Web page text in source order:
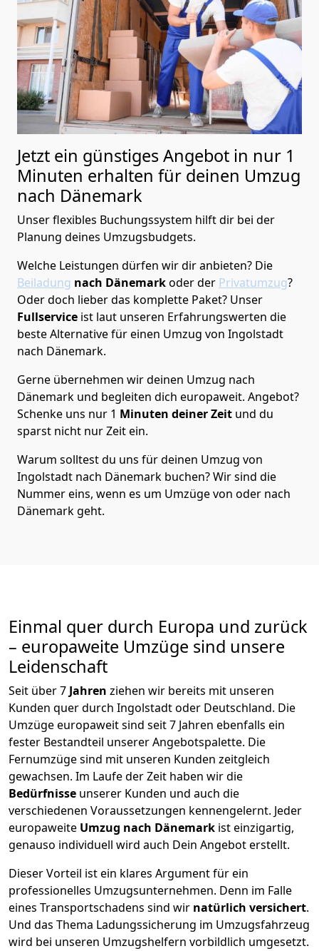
Jetzt ein günstiges Angebot in nur 1
Minuten erhalten für deinen Umzug
nach Dänemark
Unser flexibles Buchungssystem hilft dir bei der
Planung deines Umzugsbudgets.
Welche Leistungen dürfen wir dir anbieten? Die
Beiladung nach Dänemarkoder der Privatumzug?
Oder doch lieber das komplette Paket? Unser
Fullservice ist laut unseren Erfahrungswerten die
beste Alternative für einen Umzug von Ingolstadt
nach Dänemark.
Gerne übernehmen wir deinen Umzug nach
Dänemark und begleiten dich europaweit. Angebot?
Schenke uns nur 1 Minuten deiner Zeit und du
sparst nicht nur Zeit ein.
Warum solltest du uns für deinen Umzug von
Ingolstadt nach Dänemark buchen? Wir sind die
Nummer eins, wenn es um Umzüge von oder nach
Dänemark geht.
Einmal quer durch Europa und zurück
– europaweite Umzüge sind unsere
Leidenschaft
Seit über7 Jahren ziehen wir bereits mit unseren
Kunden quer durch Ingolstadtoder Deutschland. Die
Umzüge europaweit sind seit7 Jahren ebenfalls ein
fester Bestandteil unserer Angebotspalette. Die
Fernumzüge sind mit unseren Kunden zeitgleich
gewachsen. Im Laufe der Zeit haben wir die
Bedürfnisse unserer Kunden und auch die
verschiedenen Voraussetzungen kennengelernt. Jeder
europaweite Umzug nach Dänemark ist einzigartig,
genauso individuell wird auch Dein Angebot erstellt.
Dieser Vorteil ist ein klares Argument für ein
professionelles Umzugsunternehmen. Denn im Falle
eines Transportschadens sind wir natürlich versichert.
Und das Thema Ladungssicherung im Umzugsfahrzeug
wird bei unseren Umzugshelfern vorbildlich umgesetzt.